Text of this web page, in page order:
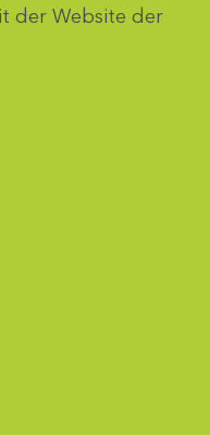
der Website der
auswählen